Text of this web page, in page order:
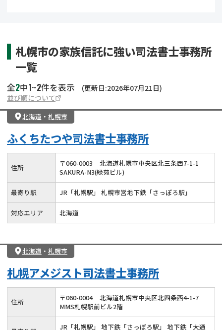
札幌市の家族信託に強い司法書士事務所
一覧
全2中1~2件を表示
(更新日:2026年07月21日)
並び順について
北海道 ・ 札幌市
ふくちたつや司法書士事務所
住所 〒060-0003
北海道札幌市中央区北三条西7-1-1
SAKURA-N3(緑苑ビル)
最寄り駅 JR「札幌駅」 札幌市営地下鉄「さっぽろ駅」
対応エリア 北海道
北海道 ・ 札幌市
札幌アメジスト司法書士事務所
住所 〒060-0004
北海道札幌市中央区北四条西4-1-7
MMS札幌駅前ビル2階
JR「札幌駅」 地下鉄「さっぽろ駅」 地下鉄「大通